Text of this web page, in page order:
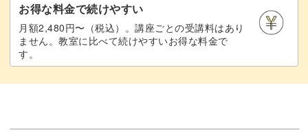
お得な料金で続けやすい
月額2,480円〜（税込）。講座ごとの受講料はあり
ません。教室に比べて続けやすいお得な料金で
す。